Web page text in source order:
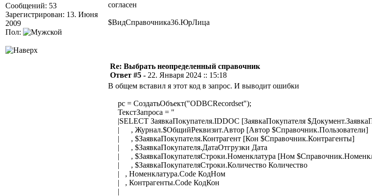
Сообщений: 53
Зарегистрирован: 13. Июня
2009
Пол:
согласен
$ВидСправочника36.ЮрЛица
Re: Выбрать неопределенный справочник
Ответ #5 - 22. Января 2024 :: 15:18
В общем вставил я этот код в запрос. И выводит ошибки
рс = СоздатьОбъект("ODBCRecordset");
ТекстЗапроса = "
|SELECT ЗаявкаПокупателя.IDDOC [ЗаявкаПокупателя
| , Журнал.$ОбщийРеквизит.Автор [Автор $Справочник.Пользователи]
| , $ЗаявкаПокупателя.Контрагент [Кон $Справочник.Контрагенты]
| , $ЗаявкаПокупателя.ДатаОтгрузки Дата
| , $ЗаявкаПокупателяСтроки.Номенклатура [Ном
| , $ЗаявкаПокупателяСтроки.Количество Количество
| , Номенклатура.Code КодНом
| , Контрагенты.Code КодКон
|